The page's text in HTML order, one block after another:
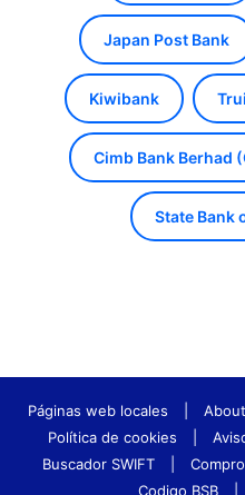
Japan Post Bank
Kiwibank
Cimb Bank Berhad
State Bank
Páginas web locales
Política de cookies
Buscador SWIFT
Codigo BSB